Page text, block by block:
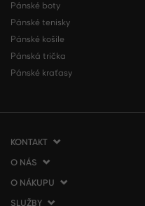
Pánské boty
Pánské tenisky
Pánské košile
Pánská trička
Pánské kraťasy
KONTAKT
VERMONT Services Slovakia s. r. o.
Vlčie hrdlo 53
821 07 Bratislava
O NÁS
O společnosti
Kontakt
O NÁKUPU
Jak nakupovat
SLUŽBY